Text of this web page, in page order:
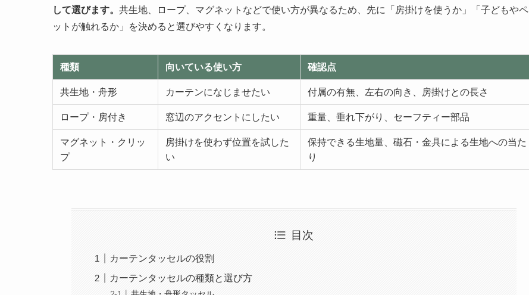
して選びます。 共生地、ロープ、マグネットなどで使い方が異なるため、先に「房掛けを使うか」「子どもやペ
ットが触れるか」を決めると選びやすくなります。
種類 向いている使い方 確認点
共生地・舟形 カーテンになじませたい 付属の有無、左右の向き、房掛けとの長さ
ロープ・房付き 窓辺のアクセントにしたい 重量、垂れ下がり、セーフティー部品
マグネット・クリッ
プ
房掛けを使わず位置を試した
い
保持できる生地量、磁石・金具による生地への当た
り
目次
カーテンタッセルの役割
カーテンタッセルの種類と選び方